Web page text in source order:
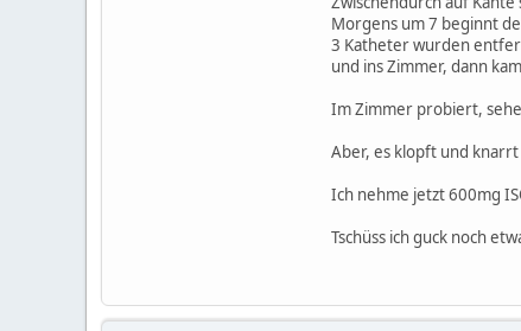
Morgens um 7 beginnt
3 Katheter wurden
und ins Zimmer, dann
Im Zimmer probiert,
Aber, es klopft und knarrt
Ich nehme jetzt 600mg
Tschüss ich guck noch